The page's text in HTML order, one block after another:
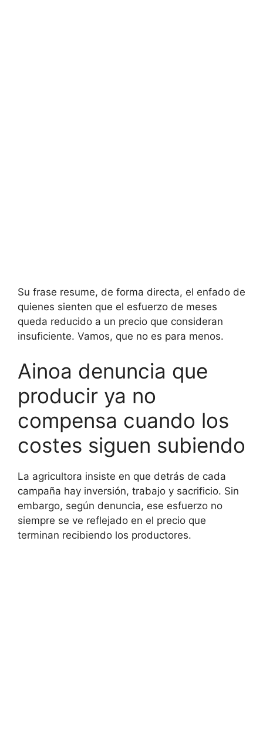
Su frase resume, de forma directa, el enfado de
quienes sienten que el esfuerzo de meses
queda reducido a un precio que consideran
insuficiente. Vamos, que no es para menos.
Ainoa denuncia que
producir ya no
compensa cuando los
costes siguen subiendo
La agricultora insiste en que detrás de cada
campaña hay inversión, trabajo y sacrificio. Sin
embargo, según denuncia, ese esfuerzo no
siempre se ve reflejado en el precio que
terminan recibiendo los productores.